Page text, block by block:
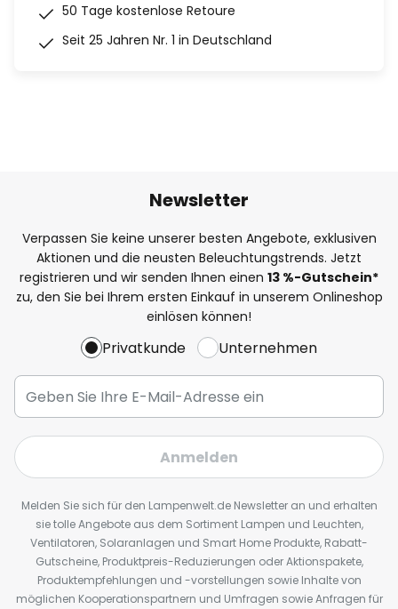
50 Tage kostenlose Retoure
Seit 25 Jahren Nr. 1 in Deutschland
Newsletter
Verpassen Sie keine unserer besten Angebote, exklusiven
Aktionen und die neusten Beleuchtungstrends. Jetzt
registrieren und wir senden Ihnen einen 13 %-Gutschein*
zu, den Sie bei Ihrem ersten Einkauf in unserem Onlineshop
einlösen können!
Privatkunde Unternehmen
Anmelden
Melden Sie sich für den Lampenwelt.de Newsletter an und erhalten
sie tolle Angebote aus dem Sortiment Lampen und Leuchten,
Ventilatoren, Solaranlagen und Smart Home Produkte, Rabatt-
Gutscheine, Produktpreis-Reduzierungen oder Aktionspakete,
Produktempfehlungen und -vorstellungen sowie Inhalte von
möglichen Kooperationspartnern und Umfragen sowie Anfragen für